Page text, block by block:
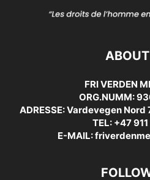
FRI VERDEN
ORG.NUMM:
ADRESSE: Vardevegen
TEL: +47
E-MAIL: